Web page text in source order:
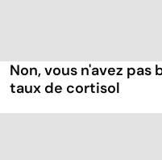
Non, vous n'avez
taux de cortisol